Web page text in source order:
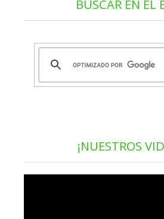
BUSCAR EN EL
¡NUESTROS